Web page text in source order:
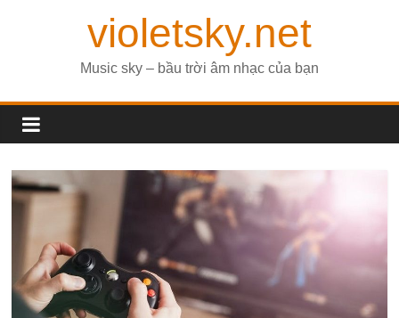
violetsky.net
Music sky – bầu trời âm nhạc của bạn